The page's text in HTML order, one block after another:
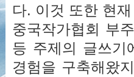
다. 이것 또한 현
중국작가협회 부
등 주제의 글쓰기
경험을 구축해왔